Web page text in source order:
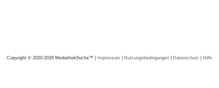
Copyright © 2020-2026 MediathekSuche™ | Impressum | Nutzungsbedingungen | Datenschutz | Hilfe